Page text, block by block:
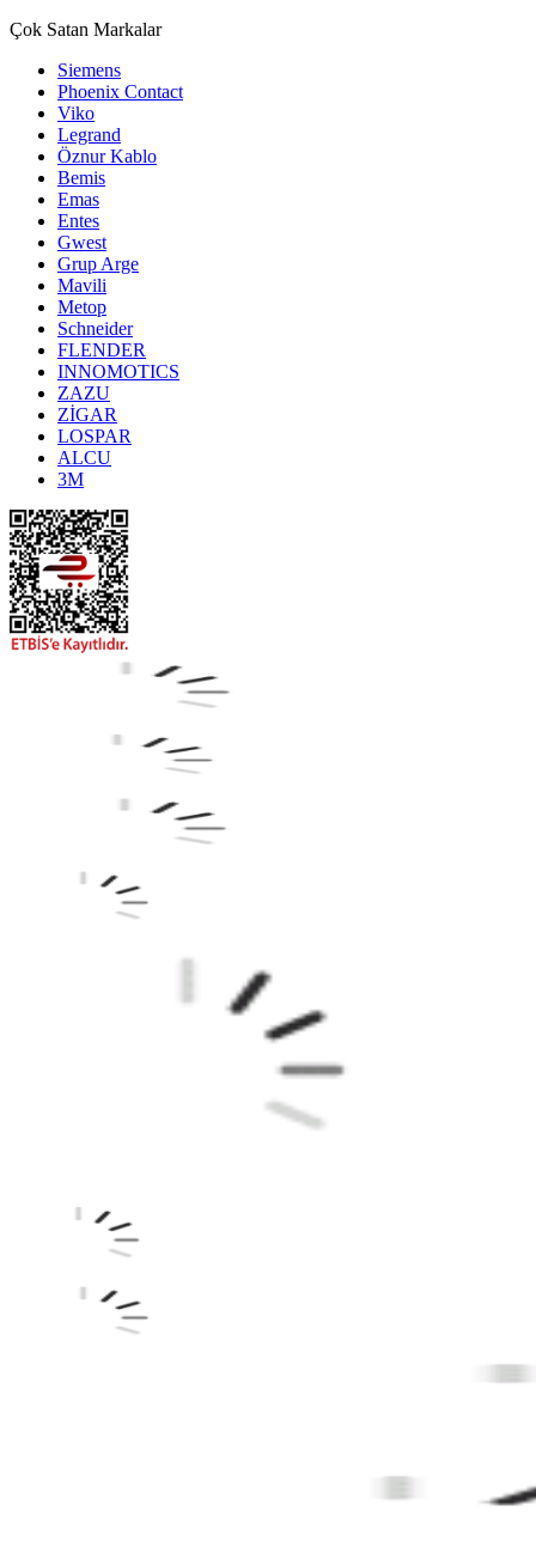
Çok Satan Markalar
Siemens
Phoenix Contact
Viko
Legrand
Öznur Kablo
Bemis
Emas
Entes
Gwest
Grup Arge
Mavili
Metop
Schneider
FLENDER
INNOMOTICS
ZAZU
ZİGAR
LOSPAR
ALCU
3M